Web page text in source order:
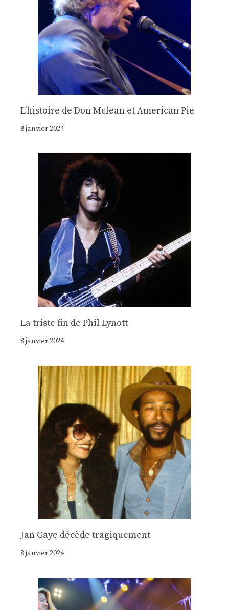
Lʼhistoire de Don Mclean et American Pie
8 janvier 2024
La triste fin de Phil Lynott
8 janvier 2024
Jan Gaye décède tragiquement
8 janvier 2024